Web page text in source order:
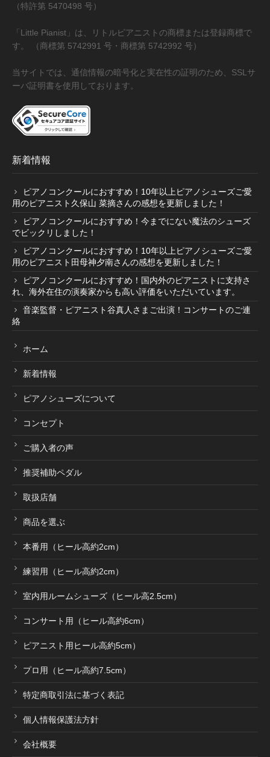
（特許第 5470498 号）
「Little Pianist」は、リトルピアニストの商標または登録商標で
す。 （商標第 5742991 号・商標第 5742992 号）
当サイトでは、通信情報の暗号化と実在性の証明のため、SSLサ
ーバ証明書を使用しております。
新着情報
ピアノコンクールにおすすめ！10年以上ピアノシューズご愛
用のピアニスト久保山 菜摘さんの感想を更新しました！
ピアノコンクールにおすすめ！今までにない魔法のシューズ
でビックリしました！
ピアノコンクールにおすすめ！10年以上ピアノシューズご愛
用のピアニスト田母神夕南さんの感想を更新しました！
ピアノコンクールにおすすめ！国内外のピアニストに支持さ
れ、海外在住の演奏家からも高い評価をいただいています。
音楽監督・ピアニスト谷真人さまご出演！コンサートのご連
絡
ホーム
新着情報
ピアノシューズについて
コンセプト
ご購入者の声
推奨補助ペダル
取扱店舗
商品を選ぶ
本番用（ヒール高約2cm）
練習用（ヒール高約2cm）
室内用ルームシューズ（ヒール高2.5cm）
コンサート用（ヒール高約6cm）
ピアニスト用ヒール高約5cm）
プロ用（ヒール高約7.5cm）
特定商取引法に基づく表記
個人情報保護法方針
会社概要